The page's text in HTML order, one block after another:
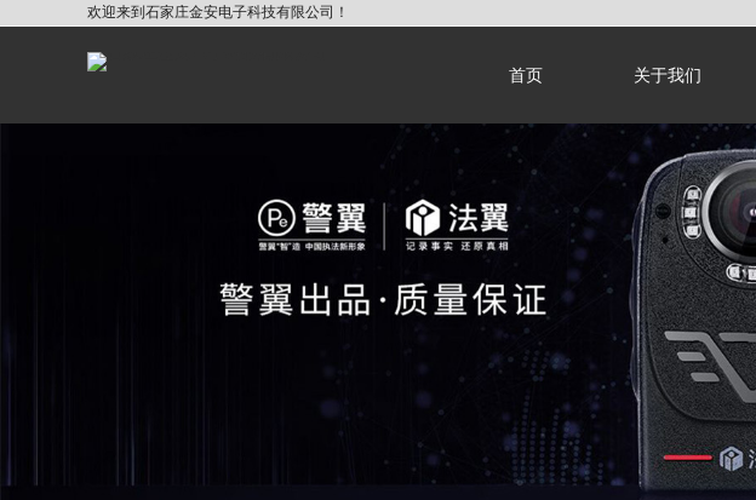
欢迎来到石家庄金安电子科技有限公司！
首页 关于我们